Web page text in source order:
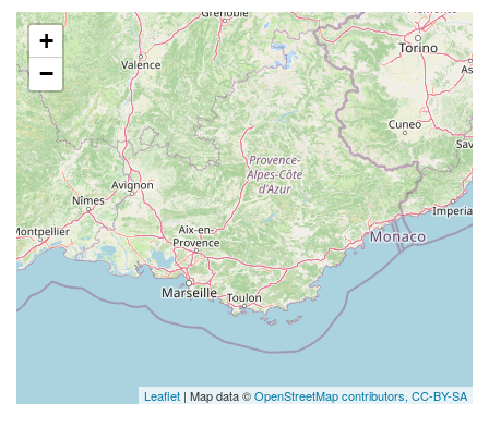
+
−
Leaflet | Map data ©OpenStreetMap contributors, CC-BY-SA